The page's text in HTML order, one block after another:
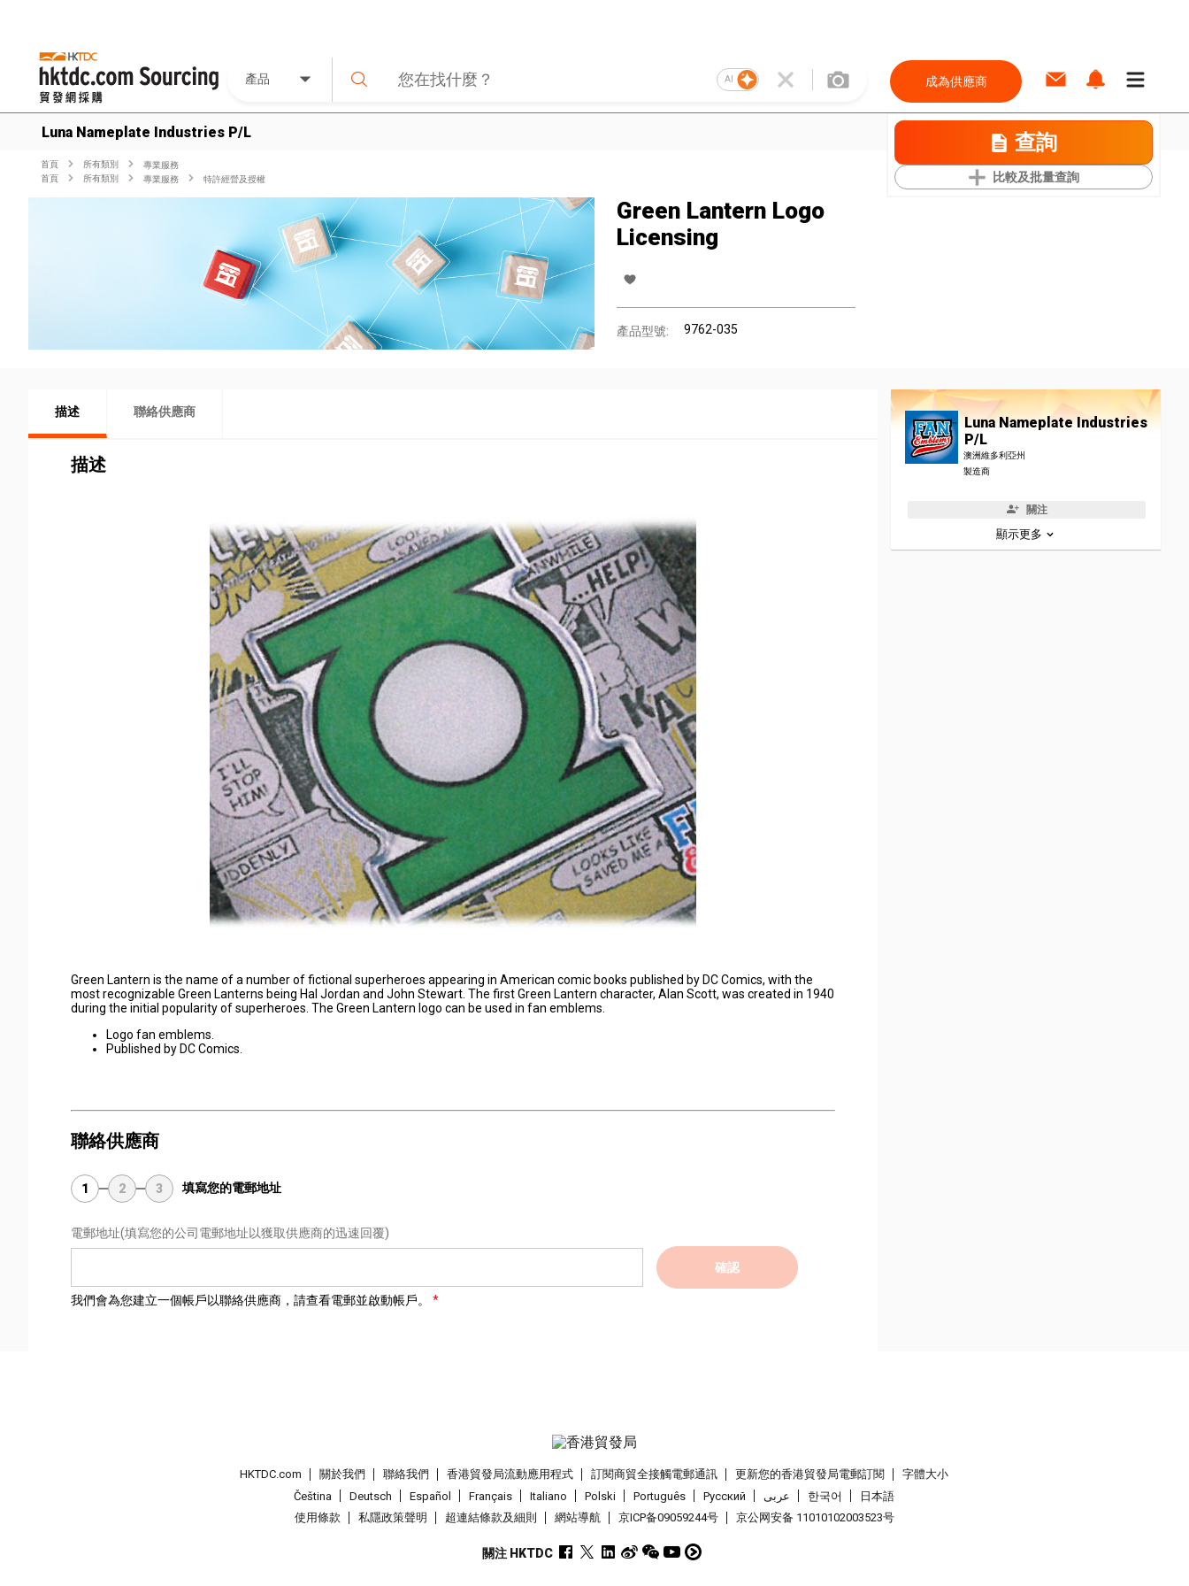
產品 AI 成為供應商
Luna Nameplate Industries P/L 查詢
比較及批量查詢
首頁 所有類別
專業服務
首頁
所有類別 專業服務 特許經營及授權
Green Lantern Logo
Licensing
產品型號: 9762-035
描述 聯絡供應商
描述
Green Lantern is the name of a number of fictional superheroes appearing in American comic books published by DC Comics, with the
most recognizable Green Lanterns being Hal Jordan and John Stewart. The first Green Lantern character, Alan Scott, was created in 1940
during the initial popularity of superheroes. The Green Lantern logo can be used in fan emblems.
Logo fan emblems.
Published by DC Comics.
聯絡供應商
1 2 3 填寫您的電郵地址
電郵地址(填寫您的公司電郵地址以獲取供應商的迅速回覆)
確認
我們會為您建立一個帳戶以聯絡供應商，請查看電郵並啟動帳戶。
Luna Nameplate Industries
P/L
澳洲維多利亞州
製造商
關注
顯示更多
HKTDC.com 關於我們 聯絡我們 香港貿發局流動應用程式 訂閱商貿全接觸電郵通訊 更新您的香港貿發局電郵訂閱
字體大小
Čeština
Deutsch Español Français Italiano Polski Português Pусский عربى 한국어
日本語
使用條款
私隱政策聲明 超連結條款及細則 網站導航 京ICP备09059244号 京公网安备 11010102003523号
關注 HKTDC